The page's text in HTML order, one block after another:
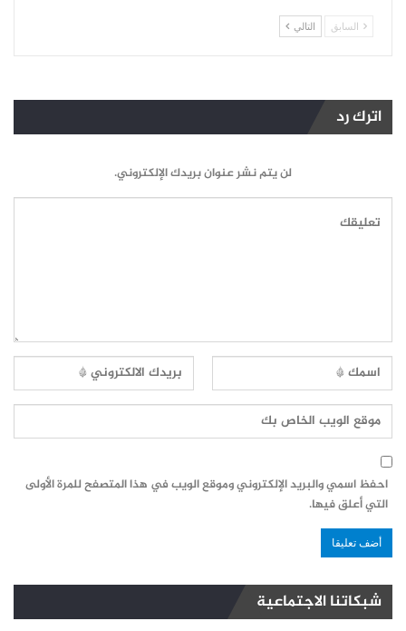
السابق التالي
اترك رد
لن يتم نشر عنوان بريدك الإلكتروني.
احفظ اسمي والبريد الإلكتروني وموقع الويب في هذا المتصفح للمرة الأولى
التي أعلق فيها.
شبكاتنا الاجتماعية